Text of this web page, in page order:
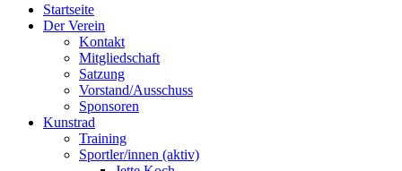
Startseite
Der Verein
Kontakt
Mitgliedschaft
Satzung
Vorstand/Ausschuss
Sponsoren
Kunstrad
Training
Sportler/innen (aktiv)